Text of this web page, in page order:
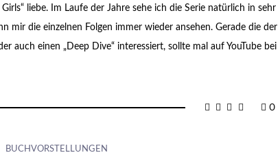
liebe. Im Laufe der Jahre sehe ich die Serie natürlich in sehr
mir die einzelnen Folgen immer wieder ansehen. Gerade die der
auch einen „Deep Dive“ interessiert, sollte mal auf YouTube bei
0
BUCHVORSTELLUNGEN